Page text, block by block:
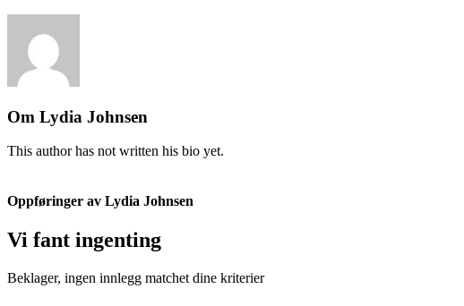
Om Lydia Johnsen
This author has not written his bio yet.
Oppføringer av Lydia Johnsen
Vi fant ingenting
Beklager, ingen innlegg matchet dine kriterier